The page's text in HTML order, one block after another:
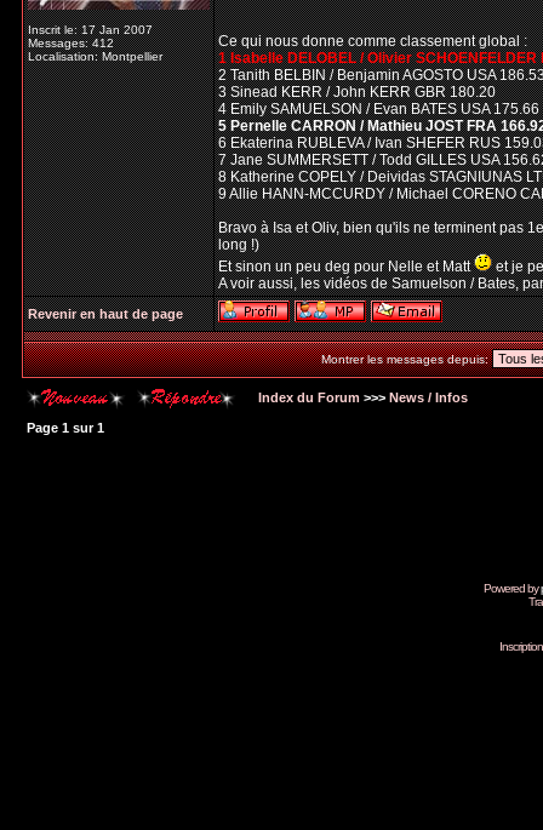
Inscrit le: 17 Jan 2007
Messages: 412
Localisation: Montpellier
Ce qui nous donne comme classement global :
1 Isabelle DELOBEL / Olivier SCHOENFELDER
2 Tanith BELBIN / Benjamin AGOSTO USA
3 Sinead KERR / John KERR GBR 180.20
4 Emily SAMUELSON / Evan BATES USA 175.66
5 Pernelle CARRON / Mathieu JOST FRA
6 Ekaterina RUBLEVA / Ivan SHEFER RUS
7 Jane SUMMERSETT / Todd GILLES USA
8 Katherine COPELY / Deividas STAGNIUNAS
9 Allie HANN-MCCURDY / Michael CORENO
Bravo à Isa et Oliv, bien qu'ils ne terminent pas
long !)
Et sinon un peu deg pour Nelle et Matt
et je
A voir aussi, les vidéos de Samuelson / Bates,
Revenir en haut de page
Montrer les messages depuis:
Index du Forum >>> News / Infos
Page 1 sur1
Powered by